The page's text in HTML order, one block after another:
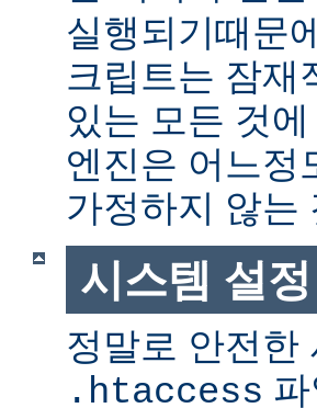
실행되기때문
크립트는 잠재
있는 모든 것
엔진은 어느정
가정하지 않는
시스템 설
정말로 안전한
.htaccess